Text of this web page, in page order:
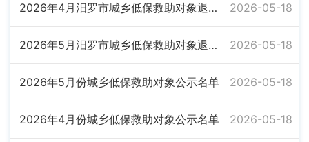
2026年4月汨罗市城乡低保救助对象退出公示名单 2026-05-18
2026年5月汨罗市城乡低保救助对象退出公示名单 2026-05-18
2026年5月份城乡低保救助对象公示名单 2026-05-18
2026年4月份城乡低保救助对象公示名单 2026-05-18